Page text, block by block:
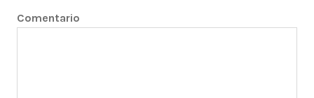
Comentario